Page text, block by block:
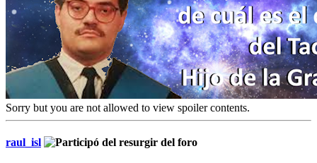
Sorry but you are not allowed to view spoiler contents.
raul_isl